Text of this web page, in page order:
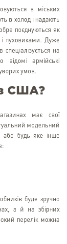
в міських
в холод і надають
поєднуються як
пуховиками. Дуже
на
відомі армійські
умов.
з США?
має свої
модельний
будь-яке інше
буде зручно
а й на збірних
перелік можна